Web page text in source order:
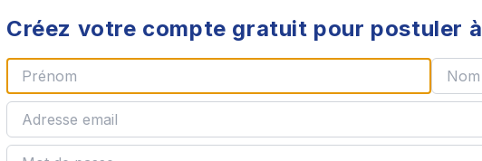
Créez votre compte gratuit pour postuler